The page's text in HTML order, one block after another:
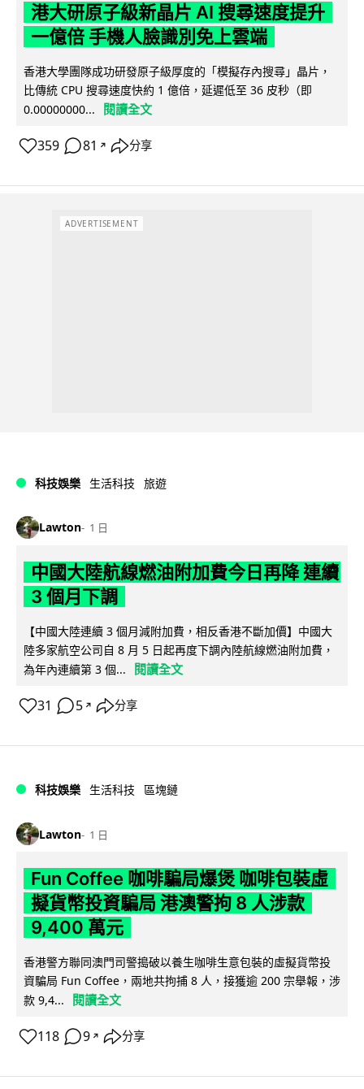
港大研原子級新晶片 AI 搜尋速度提升
一億倍 手機人臉識別免上雲端
香港大學團隊成功研發原子級厚度的「模擬存內搜尋」晶片，
比傳統 CPU 搜尋速度快約 1 億倍，延遲低至 36 皮秒（即
0.00000000...
閱讀全文
359 81 ↗ 分享
ADVERTISEMENT
科技娛樂 生活科技 旅遊
Lawton 1 日
中國大陸航線燃油附加費今日再降 連續
3 個月下調
【中國大陸連續 3 個月減附加費，相反香港不斷加價】中國大
陸多家航空公司自 8 月 5 日起再度下調內陸航線燃油附加費，
為年內連續第 3 個...
閱讀全文
31 5 ↗ 分享
科技娛樂 生活科技 區塊鏈
Lawton 1 日
Fun Coffee 咖啡騙局爆煲 咖啡包裝虛
擬貨幣投資騙局 港澳警拘 8 人涉款
9,400 萬元
香港警方聯同澳門司警搗破以養生咖啡生意包裝的虛擬貨幣投
資騙局 Fun Coffee，兩地共拘捕 8 人，接獲逾 200 宗舉報，涉
款 9,4...
閱讀全文
118 9 ↗ 分享